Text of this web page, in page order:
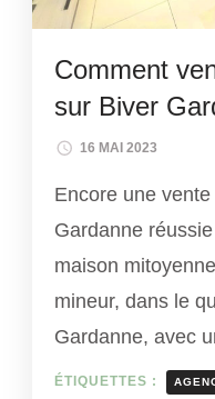
Comment
sur Biver
16 MAI 2023
Encore une
Gardanne
maison
mineur, dans le
Gardanne, avec
ÉTIQUETTES :